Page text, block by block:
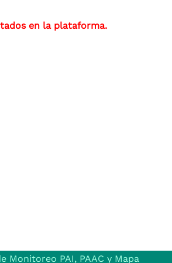
en la plataforma.
Monitoreo PAI, PAAC y Mapa